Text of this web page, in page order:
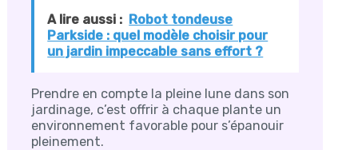
A lire aussi : Robot tondeuse
Parkside : quel modèle choisir pour
un jardin impeccable sans effort ?
Prendre en compte la pleine lune dans son
jardinage, c’est offrir à chaque plante un
environnement favorable pour s’épanouir
pleinement.